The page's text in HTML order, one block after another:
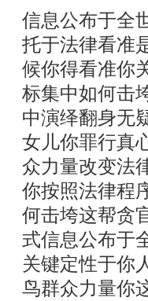
信息公布于全
托于法律看准
候你得看准你
标集中如何击
中演绎翻身无
女儿你罪行真
众力量改变法
你按照法律程
何击垮这帮贪
式信息公布于
关键定性于你
鸟群众力量你